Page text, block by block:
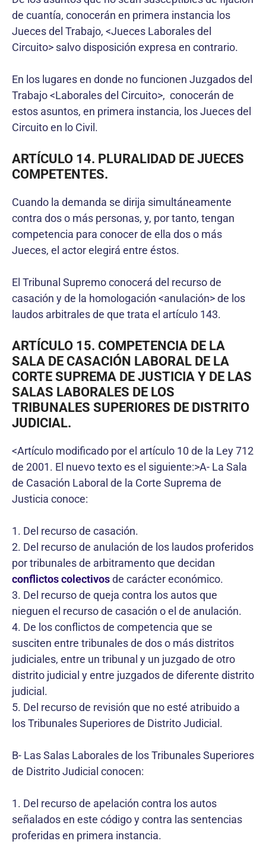
de cuantía, conocerán en primera instancia los
Jueces del Trabajo, <Jueces Laborales del
Circuito> salvo disposición expresa en contrario.
En los lugares en donde no funcionen Juzgados del
Trabajo <Laborales del Circuito>, conocerán de
estos asuntos, en primera instancia, los Jueces del
Circuito en lo Civil.
ARTÍCULO 14. PLURALIDAD DE JUECES
COMPETENTES.
Cuando la demanda se dirija simultáneamente
contra dos o más personas, y, por tanto, tengan
competencia para conocer de ella dos o más
Jueces, el actor elegirá entre éstos.
El Tribunal Supremo conocerá del recurso de
casación y de la homologación <anulación> de los
laudos arbitrales de que trata el artículo 143.
ARTÍCULO 15. COMPETENCIA DE LA
SALA DE CASACIÓN LABORAL DE LA
CORTE SUPREMA DE JUSTICIA Y DE LAS
SALAS LABORALES DE LOS
TRIBUNALES SUPERIORES DE DISTRITO
JUDICIAL.
<Artículo modificado por el artículo 10 de la Ley 712
de 2001. El nuevo texto es el siguiente:>A- La Sala
de Casación Laboral de la Corte Suprema de
Justicia conoce:
1. Del recurso de casación.
2. Del recurso de anulación de los laudos proferidos
por tribunales de arbitramento que decidan
conflictos colectivosde carácter económico.
3. Del recurso de queja contra los autos que
nieguen el recurso de casación o el de anulación.
4. De los conflictos de competencia que se
susciten entre tribunales de dos o más distritos
judiciales, entre un tribunal y un juzgado de otro
distrito judicial y entre juzgados de diferente distrito
judicial.
5. Del recurso de revisión que no esté atribuido a
los Tribunales Superiores de Distrito Judicial.
B- Las Salas Laborales de los Tribunales Superiores
de Distrito Judicial conocen:
1. Del recurso de apelación contra los autos
señalados en este código y contra las sentencias
proferidas en primera instancia.